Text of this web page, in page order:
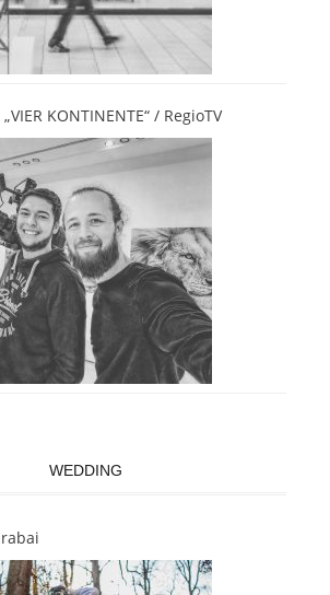
KONTINENTE“ / RegioTV
WEDDING